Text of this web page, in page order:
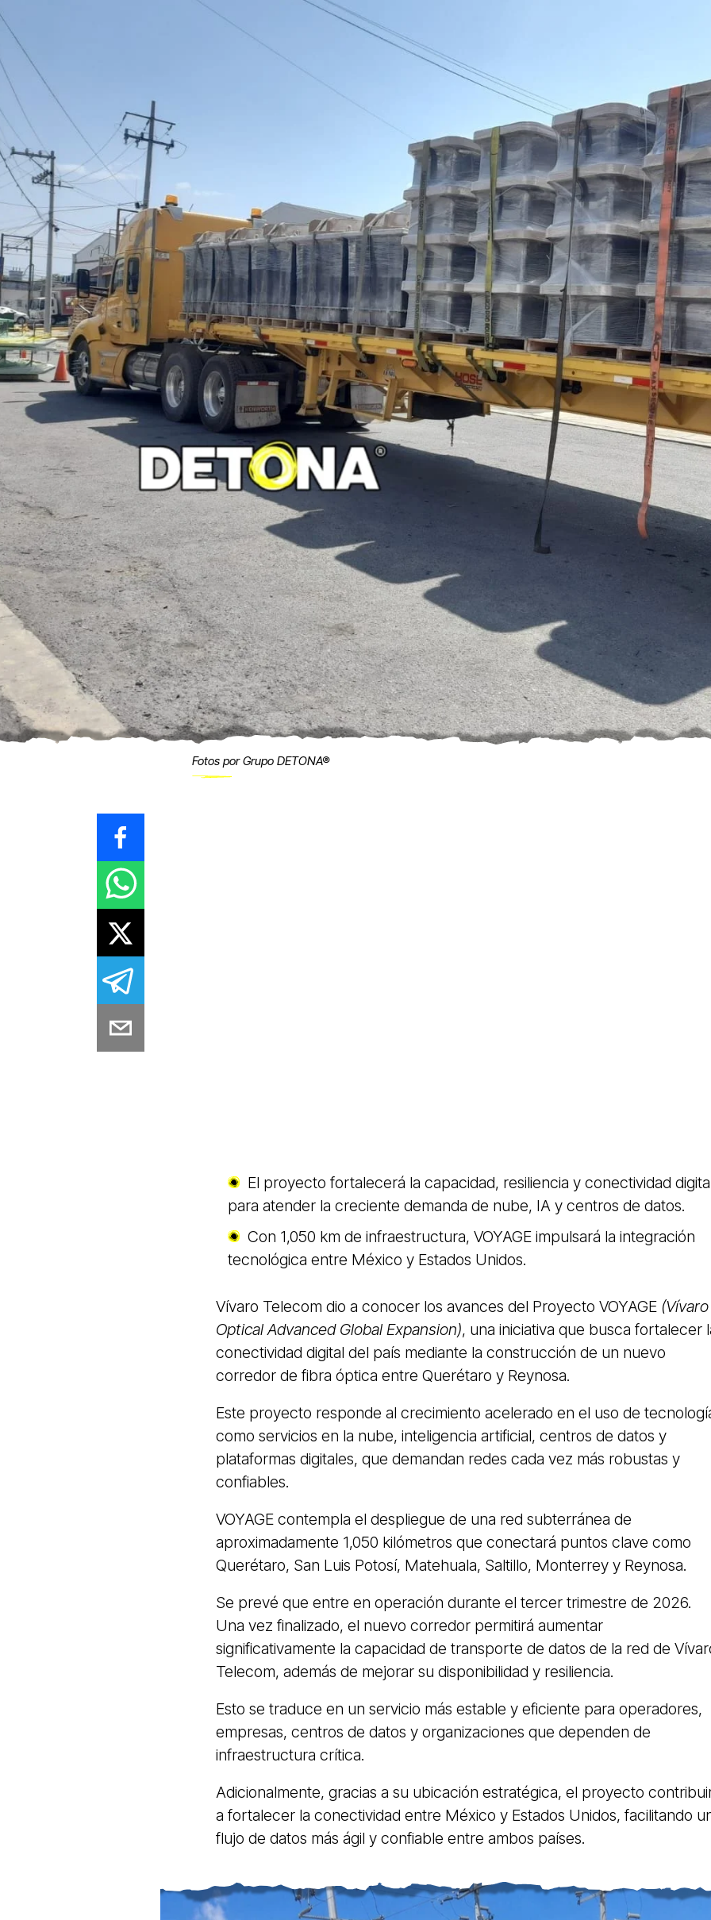
Fotos por Grupo DETONA®
El proyecto fortalecerá la capacidad, resiliencia y conectividad
para atender la creciente demanda de nube, IA y centros de datos.
Con 1,050 km de infraestructura, VOYAGE impulsará la integración
tecnológica entre México y Estados Unidos.
Vívaro Telecom dio a conocer los avances del Proyecto VOYAGE (Vívaro
Optical Advanced Global Expansion), una iniciativa que busca fortalecer
conectividad digital del país mediante la construcción de un nuevo
corredor de fibra óptica entre Querétaro y Reynosa.
Este proyecto responde al crecimiento acelerado en el uso de
como servicios en la nube, inteligencia artificial, centros de datos y
plataformas digitales, que demandan redes cada vez más robustas y
confiables.
VOYAGE contempla el despliegue de una red subterránea de
aproximadamente 1,050 kilómetros que conectará puntos clave como
Querétaro, San Luis Potosí, Matehuala, Saltillo, Monterrey y Reynosa.
Se prevé que entre en operación durante el tercer trimestre de 2026.
Una vez finalizado, el nuevo corredor permitirá aumentar
significativamente la capacidad de transporte de datos de la red de
Telecom, además de mejorar su disponibilidad y resiliencia.
Esto se traduce en un servicio más estable y eficiente para operadores,
empresas, centros de datos y organizaciones que dependen de
infraestructura crítica.
Adicionalmente, gracias a su ubicación estratégica, el proyecto
a fortalecer la conectividad entre México y Estados Unidos, facilitando
flujo de datos más ágil y confiable entre ambos países.